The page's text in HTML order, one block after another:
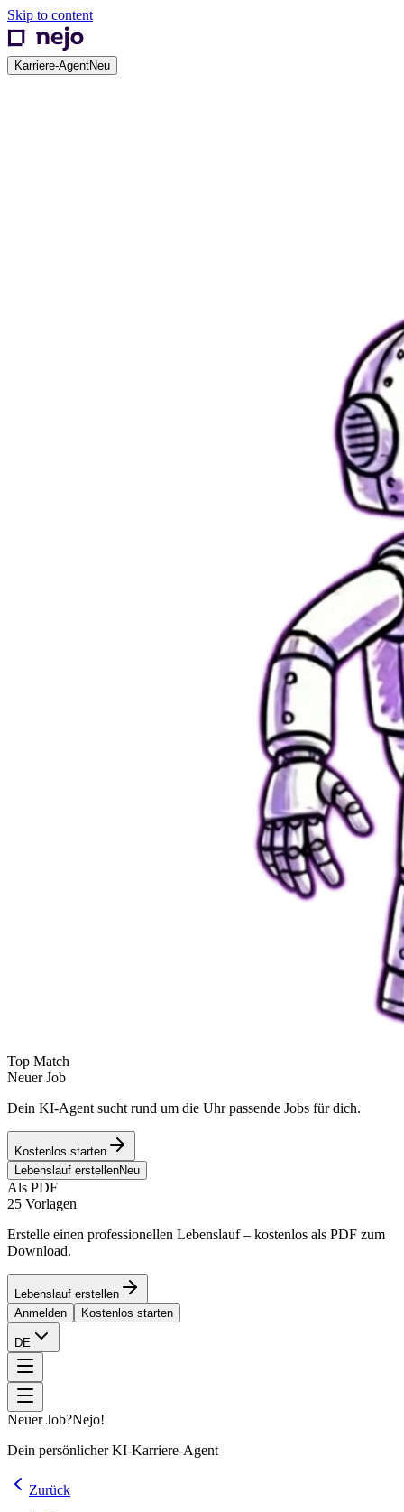
Skip to content
Karriere-AgentNeu
Top Match
Neuer Job
Dein KI-Agent sucht rund um die Uhr passende Jobs für dich.
Kostenlos starten
Lebenslauf erstellenNeu
Als PDF
25 Vorlagen
Erstelle einen professionellen Lebenslauf – kostenlos als PDF zum
Download.
Lebenslauf erstellen
Anmelden
Kostenlos starten
DE
Neuer Job?Nejo!
Dein persönlicher KI-Karriere-Agent
Zurück